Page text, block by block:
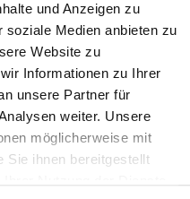
und Anzeigen zu
soziale Medien anbieten zu
Website zu
Informationen zu Ihrer
unsere Partner für
weiter. Unsere
möglicherweise mit
Sie ihnen bereitgestellt